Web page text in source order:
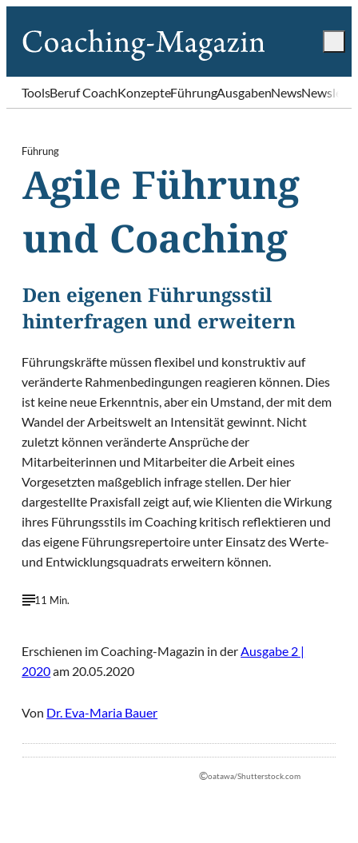
ToolsBeruf CoachKonzepteFührungAusgabenNews
Führung
Agile Führung
und Coaching
Den eigenen Führungsstil
hinterfragen und erweitern
Führungskräfte müssen flexibel und konstruktiv auf
veränderte Rahmenbedingungen reagieren können. Dies
ist keine neue Erkenntnis, aber ein Umstand, der mit dem
Wandel der Arbeitswelt an Intensität gewinnt. Nicht
zuletzt können veränderte Ansprüche der
Mitarbeiterinnen und Mitarbeiter die Arbeit eines
Vorgesetzten maßgeblich infrage stellen. Der hier
dargestellte Praxisfall zeigt auf, wie Klienten die Wirkung
ihres Führungsstils im Coaching kritisch reflektieren und
das eigene Führungsrepertoire unter Einsatz des Werte-
und Entwicklungsquadrats erweitern können.
11 Min.
Erschienen im Coaching-Magazin in derAusgabe 2 |
2020am 20.05.2020
Von Dr. Eva-Maria Bauer
©oatawa/Shutterstock.com